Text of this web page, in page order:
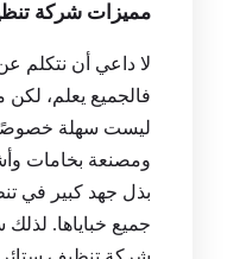
مميزات شركة
لا داعي أن نتكلم
فالجميع يعلم، لكن
ليست سهلة خصوصًا
ومصنعة بخامات
بذل جهد كبير في
جميع خباياها.